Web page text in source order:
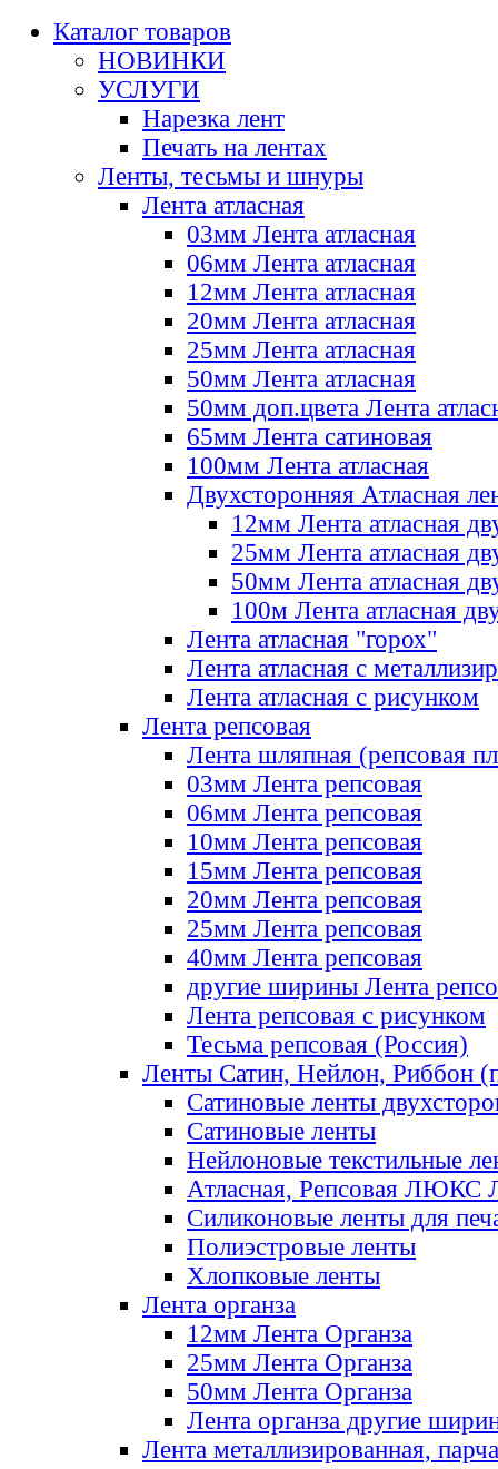
Каталог товаров
НОВИНКИ
УСЛУГИ
Нарезка лент
Печать на лентах
Ленты, тесьмы и шнуры
Лента атласная
03мм Лента атласная
06мм Лента атласная
12мм Лента атласная
20мм Лента атласная
25мм Лента атласная
50мм Лента атласная
50мм доп.цвета Лента
65мм Лента сатиновая
100мм Лента атласная
Двухсторонняя Атласная
12мм Лента атласная
25мм Лента атласная
50мм Лента атласная
100м Лента атласная
Лента атласная "горох"
Лента атласная с
Лента атласная с рисунком
Лента репсовая
Лента шляпная (репсовая
03мм Лента репсовая
06мм Лента репсовая
10мм Лента репсовая
15мм Лента репсовая
20мм Лента репсовая
25мм Лента репсовая
40мм Лента репсовая
другие ширины Лента
Лента репсовая с рисунком
Тесьма репсовая (Россия)
Ленты Сатин, Нейлон, Риббон
Сатиновые ленты
Сатиновые ленты
Нейлоновые текстильные
Атласная, Репсовая ЛЮКС
Силиконовые ленты для
Полиэстровые ленты
Хлопковые ленты
Лента органза
12мм Лента Органза
25мм Лента Органза
50мм Лента Органза
Лента органза другие
Лента металлизированная, парча